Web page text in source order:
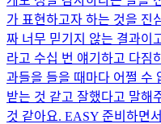
가 표현하고자 하는 것을 진
짜 너무 믿기지 않는 결과이
라고 수십 번 얘기하고 다짐
과들을 들을 때마다 어쩔 수
받는 것 같고 잘했다고 말해
것 같아요. EASY 준비하면